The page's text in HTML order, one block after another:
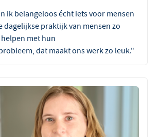
ik belangeloos écht iets voor mensen
dagelijkse praktijk van mensen zo
met hun
dat maakt ons werk zo leuk."